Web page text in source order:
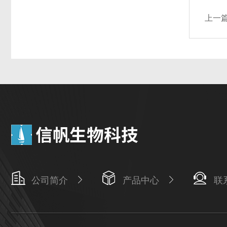
上一
公司简介 产品中心 联